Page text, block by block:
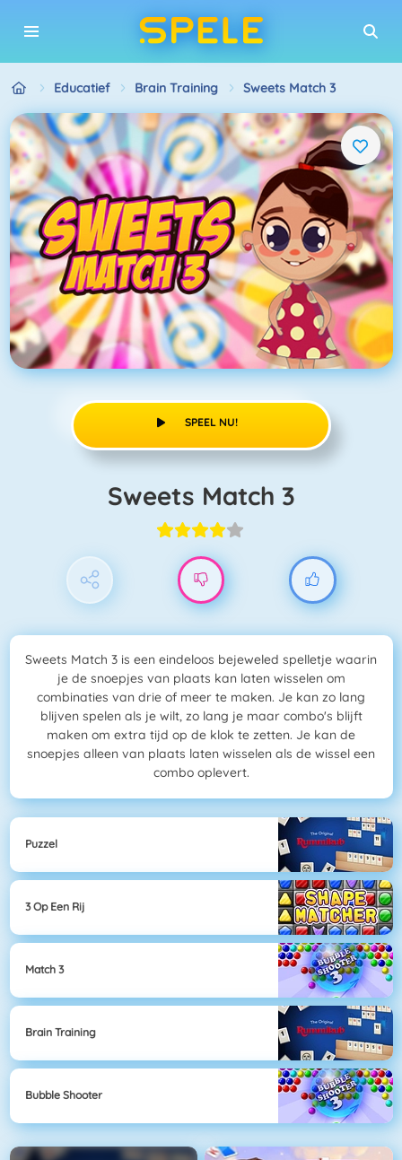
Educatief Brain Training Sweets Match 3
SPEEL NU!
Sweets Match 3
Sweets Match 3 is een eindeloos bejeweled spelletje waarin
je de snoepjes van plaats kan laten wisselen om
combinaties van drie of meer te maken. Je kan zo lang
blijven spelen als je wilt, zo lang je maar combo's blijft
maken om extra tijd op de klok te zetten. Je kan de
snoepjes alleen van plaats laten wisselen als de wissel een
combo oplevert.
Puzzel
3 Op Een Rij
Match 3
Brain Training
Bubble Shooter